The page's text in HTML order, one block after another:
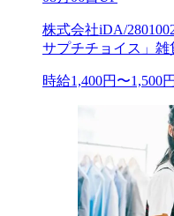
株式会社iDA/
サプチチョイス」雑
時給1,400円〜1,500円